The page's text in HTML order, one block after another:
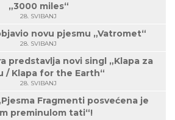
„3000 miles“
28. SVIBANJ
novu pjesmu „Vatromet“
28. SVIBANJ
predstavlja novi singl „Klapa za
/ Klapa for the Earth“
28. SVIBANJ
Fragmenti posvećena je
preminulom tati“!